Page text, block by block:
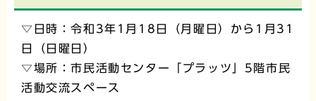
▽日時：令和3年1月18日（月曜日）から1月31
日（日曜日）
▽場所：市民活動センター「プラッツ」5階市民
活動交流スペース